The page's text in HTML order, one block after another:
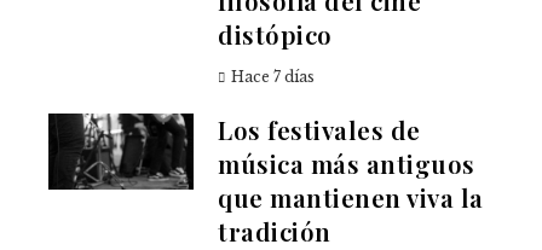
distópico
Hace 7 días
Los festivales de
música más antiguos
que mantienen viva la
tradición